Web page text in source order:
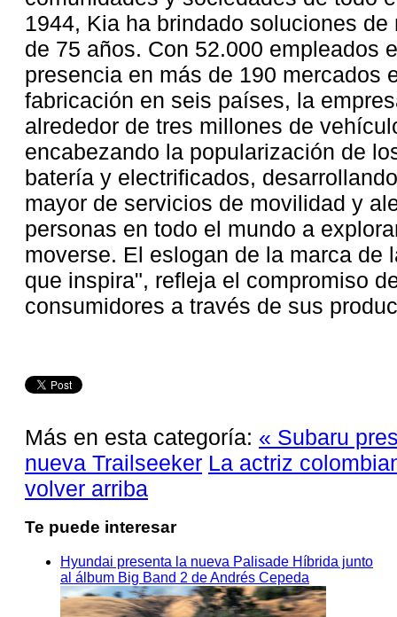
1944, Kia ha brindado soluciones
de 75 años. Con 52.000 empleados
presencia en más de 190 mercados
fabricación en seis países, la
alrededor de tres millones de
encabezando la popularización de
batería y electrificados,
mayor de servicios de movilidad y
personas en todo el mundo a
moverse. El eslogan de la marca de
que inspira", refleja el compromiso
consumidores a través de sus
Más en esta categoría: « Subaru
nueva Trailseeker La actriz
volver arriba
Te puede interesar
Hyundai presenta la nueva Palisade Híbrida junto
al álbum Big Band 2 de Andrés Cepeda